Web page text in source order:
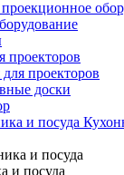
проекторов
проекторов
доски
и посуда
и посуда